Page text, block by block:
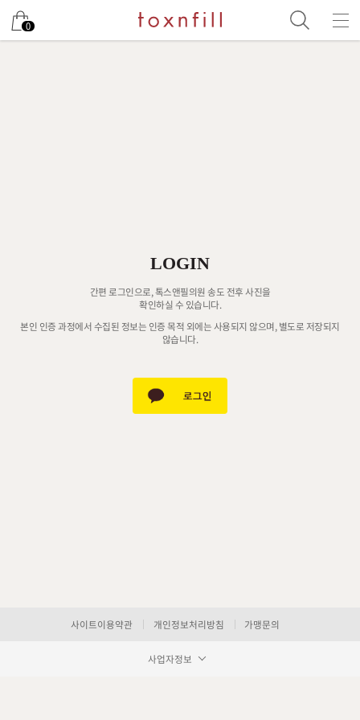
0
LOGIN
간편 로그인으로, 톡스앤필의원 송도 전후 사진을
확인하실 수 있습니다.
본인 인증 과정에서 수집된 정보는 인증 목적 외에는 사용되지 않으며, 별도로 저장되지
않습니다.
사이트이용약관 개인정보처리방침 가맹문의
사업자정보